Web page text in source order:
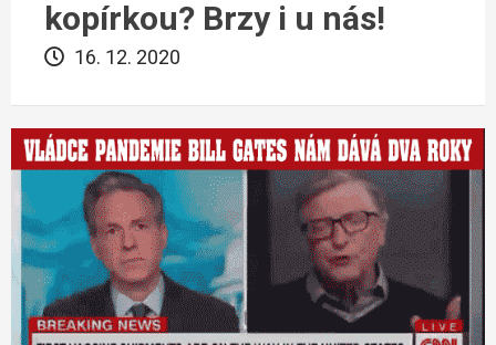
kopírkou? Brzy i u nás!
16. 12. 2020